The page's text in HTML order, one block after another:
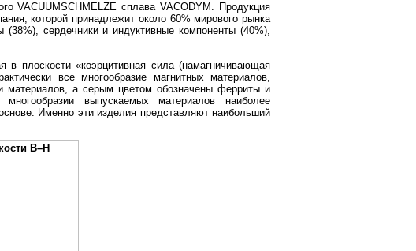
VACUUMSCHMELZE сплава VACODYM. Продукция
которой принадлежит около 60% мирового рынка
сердечники и индуктивные компоненты (40%),
в плоскости «коэрцитивная сила (намагничивающая
все многообразие магнитных материалов,
материалов, а серым цветом обозначены ферриты и
выпускаемых материалов наиболее
Именно эти изделия представляют наибольший